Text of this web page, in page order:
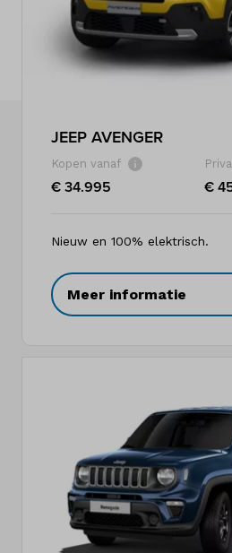
Kennis & advies
Land
Taal
Nederlands
JEEP AVENGER
Kopen vanaf
€ 34.995 €
Nieuw en 100% elektrisch.
Meer informatie